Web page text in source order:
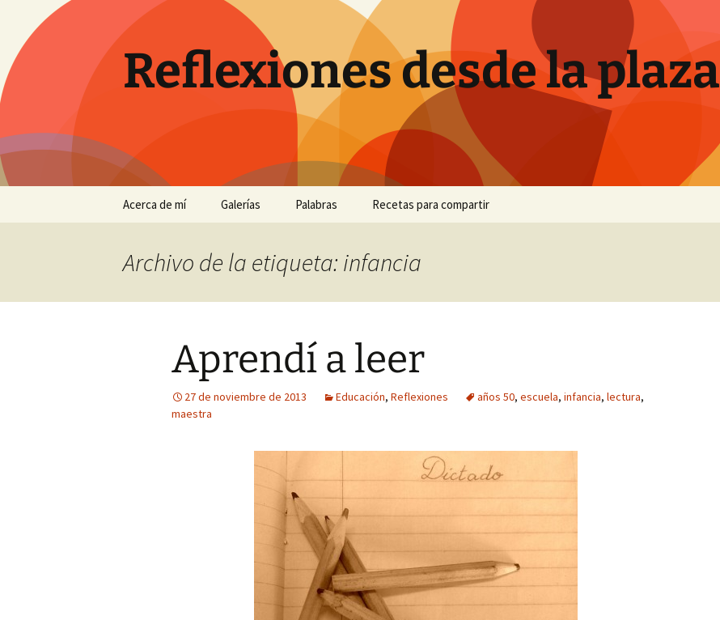
contenido
Reflexiones desde la plaza
Acerca de mí Galerías
Con perros en un pinar de
El Torcal entre la niebla
Fotos curiosas
Museo de aperos y útiles
Pintadas
Palabras Recetas para compartir
Pan de plátano
Pavo trufado
Pestiños
Polvorones
Rosquillas de nata
Tarta de queso
Archivo de la etiqueta: infancia
Aprendí a leer
27 de noviembre de 2013 Educación, Reflexiones años 50, escuela, infancia, lectura,
maestra